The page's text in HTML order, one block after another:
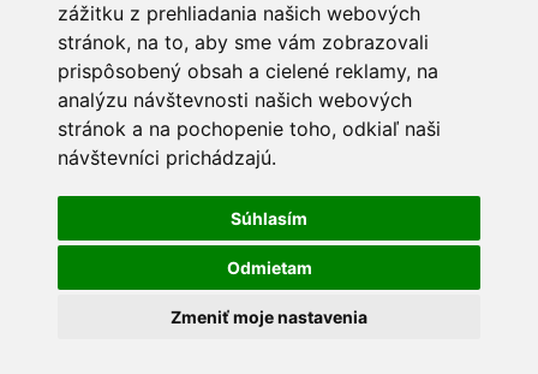
zážitku z prehliadania našich webových
stránok, na to, aby sme vám zobrazovali
prispôsobený obsah a cielené reklamy, na
analýzu návštevnosti našich webových
stránok a na pochopenie toho, odkiaľ naši
návštevníci prichádzajú.
Súhlasím
Odmietam
Zmeniť moje nastavenia